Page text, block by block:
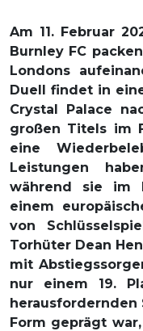
Am 11. Februar
Burnley FC
Londons
Duell findet in
Crystal Palace
großen Titels im
eine
Leistungen
während sie im
einem
von
Torhüter Dean
mit
nur einem 19.
herausfordernden
Form geprägt